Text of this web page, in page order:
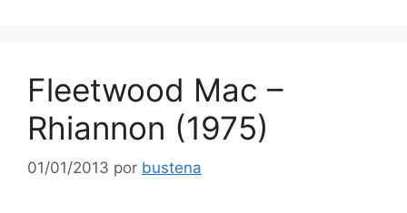
Fleetwood Mac –
Rhiannon (1975)
01/01/2013 por bustena